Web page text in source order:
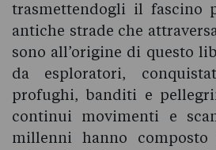
trasmettendogli il fascino
antiche strade che
sono all’origine di questo
da esploratori,
profughi, banditi e
continui movimenti e
millenni hanno